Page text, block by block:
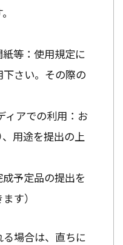
等：使用規定に
さい。その際の
アでの利用：お
用途を提出の上
成予定品の提出を
す）
場合は、直ちに